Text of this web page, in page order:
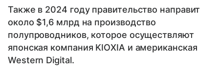
Также в 2024 году правительство направит
около $1,6 млрд на производство
полупроводников, которое осуществляют
японская компания KIOXIA и американская
Western Digital.